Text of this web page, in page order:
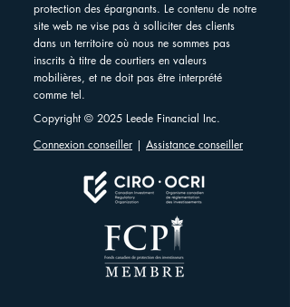
protection des épargnants. Le contenu de notre
site web ne vise pas à solliciter des clients
dans un territoire où nous ne sommes pas
inscrits à titre de courtiers en valeurs
mobilières, et ne doit pas être interprété
comme tel.
Copyright © 2025 Leede Financial Inc.
Connexion conseiller | Assistance conseiller